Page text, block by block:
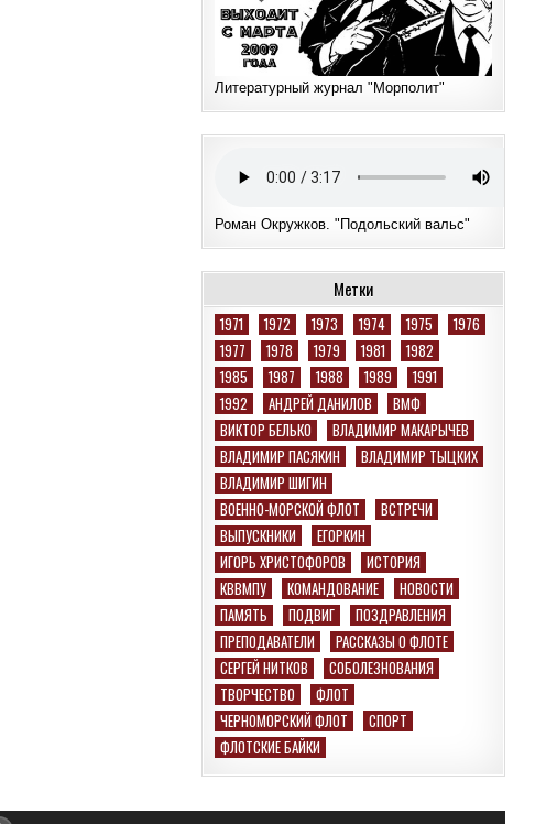
Литературный журнал "Морполит"
Роман Окружков. "Подольский вальс"
Метки
1971 1972 1973 1974 1975
1976
1977
1978 1979 1981
1982
1985
1987 1988 1989
1991
1992
АНДРЕЙ ДАНИЛОВ
ВМФ
ВИКТОР БЕЛЬКО
ВЛАДИМИР МАКАРЫЧЕВ
ВЛАДИМИР ПАСЯКИН
ВЛАДИМИР ТЫЦКИХ
ВЛАДИМИР ШИГИН
ВОЕННО-МОРСКОЙ ФЛОТ
ВСТРЕЧИ
ВЫПУСКНИКИ
ЕГОРКИН
ИГОРЬ ХРИСТОФОРОВ
ИСТОРИЯ
КВВМПУ
КОМАНДОВАНИЕ
НОВОСТИ
ПАМЯТЬ
ПОДВИГ
ПОЗДРАВЛЕНИЯ
ПРЕПОДАВАТЕЛИ
РАССКАЗЫ О ФЛОТЕ
СЕРГЕЙ НИТКОВ
СОБОЛЕЗНОВАНИЯ
ТВОРЧЕСТВО
ФЛОТ
ЧЕРНОМОРСКИЙ ФЛОТ
СПОРТ
ФЛОТСКИЕ БАЙКИ